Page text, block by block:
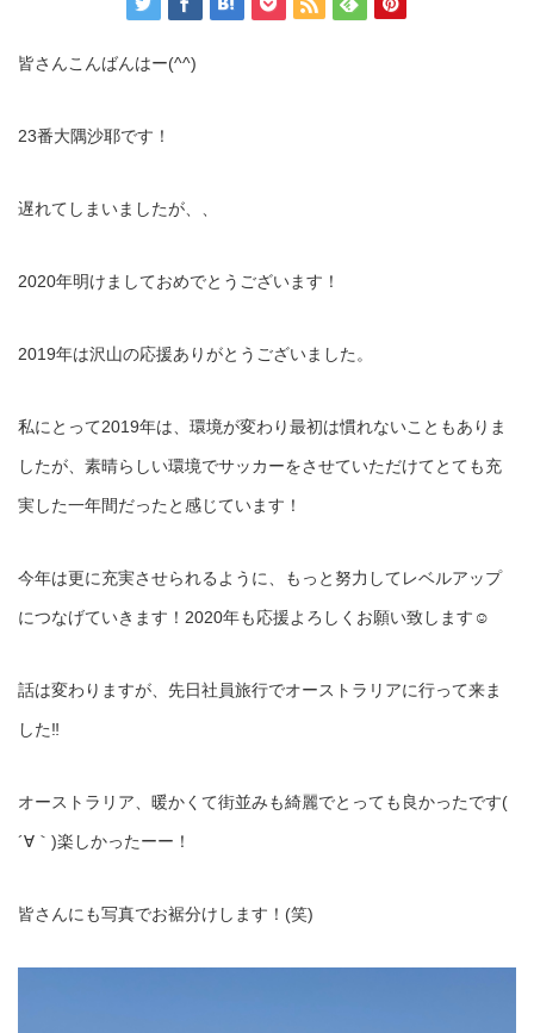
皆さんこんばんはー(^^)
23番大隅沙耶です！
遅れてしまいましたが、、
2020年明けましておめでとうございます！
2019年は沢山の応援ありがとうございました。
私にとって2019年は、環境が変わり最初は慣れないこともありま
したが、素晴らしい環境でサッカーをさせていただけてとても充
実した一年間だったと感じています！
今年は更に充実させられるように、もっと努力してレベルアップ
につなげていきます！2020年も応援よろしくお願い致します☺︎
話は変わりますが、先日社員旅行でオーストラリアに行って来ま
した‼︎
オーストラリア、暖かくて街並みも綺麗でとっても良かったです(
´∀｀)楽しかったーー！
皆さんにも写真でお裾分けします！(笑)